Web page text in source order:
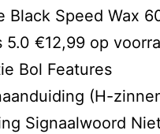
Black Speed Wax
5.0 €12,99 op
Bol Features
(H-
Signaalwoord